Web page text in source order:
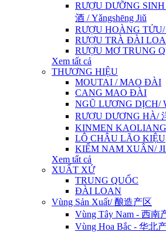
RƯỢU DƯỠNG
酒 / Yǎngshēng Jiǔ
RƯỢU HOÀNG
RƯỢU TRÀ ĐÀI
RƯỢU MƠ TRUNG
Xem tất cả
THƯƠNG HIỆU
MOUTAI / MAO ĐÀI
CANG MAO ĐÀI
NGŨ LƯƠNG DỊCH/
RƯỢU DƯƠNG HÀ/
KINMEN
LÔ CHÂU LÃO KIỆU
KIẾM NAM XUÂN/
Xem tất cả
XUẤT XỨ
TRUNG QUỐC
ĐÀI LOAN
Vùng Sản Xuất/ 酿造产区
Vùng Tây Nam - 西南
Vùng Hoa Bắc - 华北